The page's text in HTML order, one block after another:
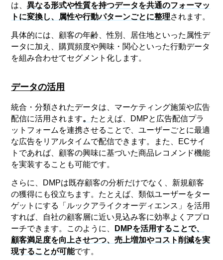
は、異なる形式や性質を持つデータを共通のフォーマッ
トに変換し、属性や行動パターンごとに整理されます。
具体的には、顧客の年齢、性別、居住地といった属性デ
ータに加え、購買頻度や興味・関心といった行動データ
を組み合わせてセグメント化します。
データの活用
統合・分類されたデータは、マーケティング施策や広告
配信に活用されます。 たとえば、DMPと広告配信プラ
ットフォームを連携させることで、ユーザーごとに最適
な広告をリアルタイムで配信できます。また、ECサイ
トであれば、顧客の興味に基づいた商品レコメンド機能
を実装することも可能です。
さらに、DMPは既存顧客の分析だけでなく、新規顧客
の獲得にも役立ちます。たとえば、類似ユーザーをター
ゲットにする「ルックアライクオーディエンス」を活用
すれば、自社の顧客層に近い見込み客に効率よくアプロ
ーチできます。このように、
DMPを活用することで、
顧客満足度を向上させつつ、売上増加やコスト削減を実
現することが可能です。